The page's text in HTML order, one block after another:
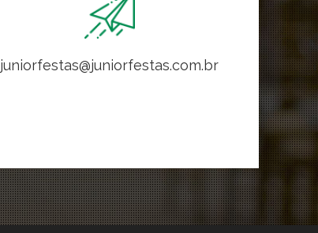
juniorfestas@juniorfestas.com.br